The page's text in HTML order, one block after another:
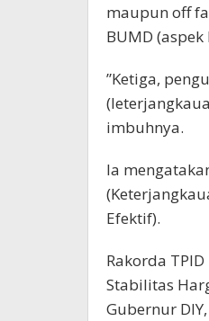
maupun off
BUMD
”Ketiga,
imbuhnya.
Ia
Efektif).
Rakorda
Stabilitas
Gubernur